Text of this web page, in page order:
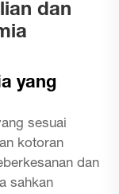
dan
yang
sesuai
kotoran
dan
sahkan